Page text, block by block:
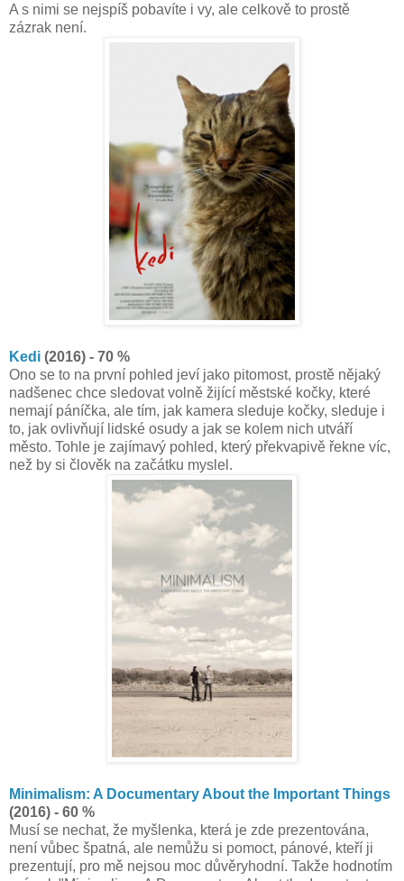
A s nimi se nejspíš pobavíte i vy, ale celkově to prostě
zázrak není.
Kedi (2016) - 70 %
Ono se to na první pohled jeví jako pitomost, prostě nějaký
nadšenec chce sledovat volně žijící městské kočky, které
nemají páníčka, ale tím, jak kamera sleduje kočky, sleduje i
to, jak ovlivňují lidské osudy a jak se kolem nich utváří
město. Tohle je zajímavý pohled, který překvapivě řekne víc,
než by si člověk na začátku myslel.
Minimalism: A Documentary About the Important Things
(2016) - 60 %
Musí se nechat, že myšlenka, která je zde prezentována,
není vůbec špatná, ale nemůžu si pomoct, pánové, kteří ji
prezentují, pro mě nejsou moc důvěryhodní. Takže hodnotím